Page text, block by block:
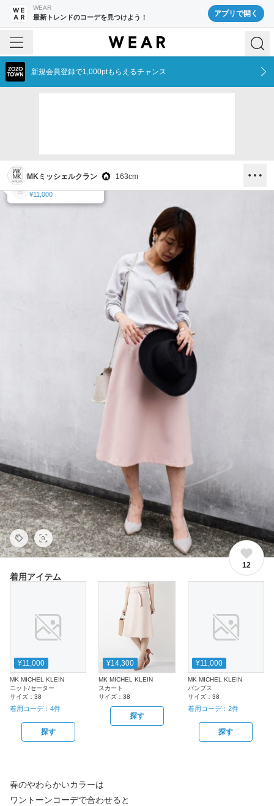
WEAR
最新トレンドのコーデを見つけよう！ アプリで開く
新規会員登録で1,000ptもらえるチャンス
MKミッシェルクラン 163cm
¥11,000
¥14,300
¥11,000
12
着用アイテム
¥11,000
MK MICHEL KLEIN
ニット/セーター
サイズ： 38
着用コーデ： 4件
探す
¥14,300
MK MICHEL KLEIN
スカート
サイズ：38
探す
¥11,000
MK MICHEL KLEIN
パンプス
サイズ： 38
着用コーデ： 2件
探す
春のやわらかいカラーは
ワントーンコーデで合わせると